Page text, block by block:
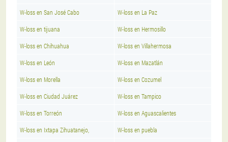
W-loss en San José Cabo W-loss en La Paz
W-loss en tijuana W-loss en Hermosillo
W-loss en Chihuahua W-loss en Villahermosa
W-loss en León W-loss en Mazatlán
W-loss en Morella W-loss en Cozumel
W-loss en Ciudad Juárez W-loss en Tampico
W-loss en Torreón W-loss en Aguascalientes
W-loss en Ixtapa Zihuatanejo, W-loss en puebla